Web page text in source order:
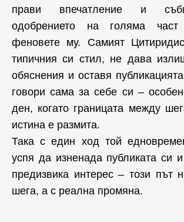
прави впечатление и
одобрението на голяма
феновете му. Самият
типичния си стил, не дава
обяснения и оставя
говори сама за себе си –
ден, когато границата между
истина е размита.
Така с един ход той
успя да изненада публиката си
предизвика интерес – този път
шега, а с реална промяна.